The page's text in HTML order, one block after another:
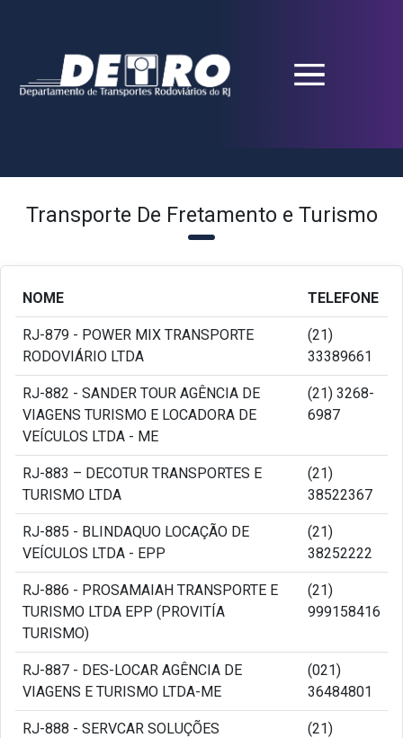
Transporte De Fretamento e Turismo
NOME TELEFONE
RJ-879 - POWER MIX TRANSPORTE
RODOVIÁRIO LTDA
(21)
33389661
RJ-882 - SANDER TOUR AGÊNCIA DE
VIAGENS TURISMO E LOCADORA DE
VEÍCULOS LTDA - ME
(21) 3268-
6987
RJ-883 – DECOTUR TRANSPORTES E
TURISMO LTDA
(21)
38522367
RJ-885 - BLINDAQUO LOCAÇÃO DE
VEÍCULOS LTDA - EPP
(21)
38252222
RJ-886 - PROSAMAIAH TRANSPORTE E
TURISMO LTDA EPP (PROVITÍA
TURISMO)
(21)
999158416
RJ-887 - DES-LOCAR AGÊNCIA DE
VIAGENS E TURISMO LTDA-ME
(021)
36484801
RJ-888 - SERVCAR SOLUÇÕES
(21)